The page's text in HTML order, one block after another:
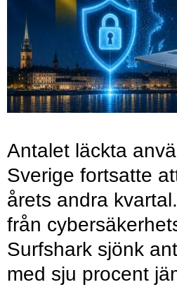
Antalet läckta
Sverige fortsatte
årets andra
från
Surfshark sjönk
med sju procent